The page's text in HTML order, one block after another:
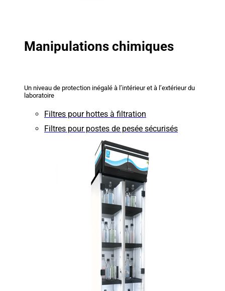
Manipulations chimiques
Un niveau de protection inégalé à l’intérieur et à l’extérieur du
laboratoire
Filtres pour hottes à filtration
Filtres pour postes de pesée sécurisés